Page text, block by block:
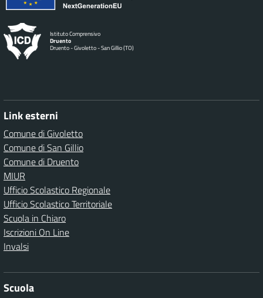
Istituto Comprensivo
Druento
Druento - Givoletto - San Gillio (TO)
Link esterni
Comune di Givoletto
Comune di San Gillio
Comune di Druento
MIUR
Ufficio Scolastico Regionale
Ufficio Scolastico Territoriale
Scuola in Chiaro
Iscrizioni On Line
Invalsi
Scuola